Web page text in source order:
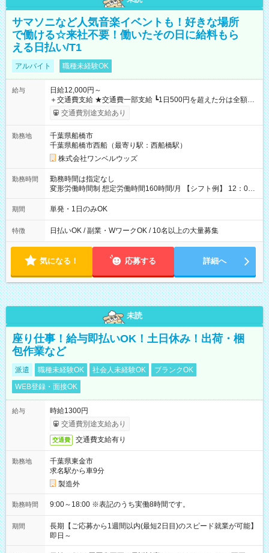
サマソニなど人気音楽イベントも！好きな場所
で働ける☆来社不要！働いたその日に給料もら
える日払い/T1
アルバイト 職種未経験OK
給与
日給12,000円～
＋交通費支給 ★交通費一部支給 ┗1日500円を超えた分は全額支
給！ ※往復500円以内の方は自己負担となります ★日払いOK！
（規定あり） ┗働いたその日に現金GET♪ お仕事後はコンビニ
なし
交通費別途支給あり
勤務地
千葉県船橋市
千葉県船橋市西船（最寄り駅：西船橋駅）
株式会社ワンベルウッズ
勤務時間
勤務時間は指定なし
変形労働時間制 想定労働時間160時間/月 【シフト例】 12：00
～22：00
期間 単発・1日のみOK
特徴 日払いOK / 副業・WワークOK / 10名以上の大量募集
気になる！ 応募する 詳細へ
未読
座り仕事！給与即払いOK！土日休み！出荷・梱
包作業など
派遣 職種未経験OK 社会人未経験OK
ブランクOK
WEB登録・面接OK
給与
時給1300円
交通費別途支給あり
交通費 交通費支給有り
勤務地
千葉県東金市
求名駅から車9分
製造外
勤務時間 9:00～18:00 ※表記のうち実働8時間です。
期間
長期【ご応募から1週間以内(最短2日目)のスピード就業が可能】
即日～